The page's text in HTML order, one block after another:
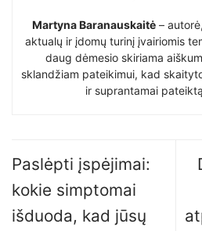
Martyna Baranauskaitė –
aktualų ir įdomų turinį įvairiomis
daug dėmesio skiriama
sklandžiam pateikimui, kad
ir suprantamai
Paslėpti įspėjimai:
kokie simptomai
išduoda, kad jūsų